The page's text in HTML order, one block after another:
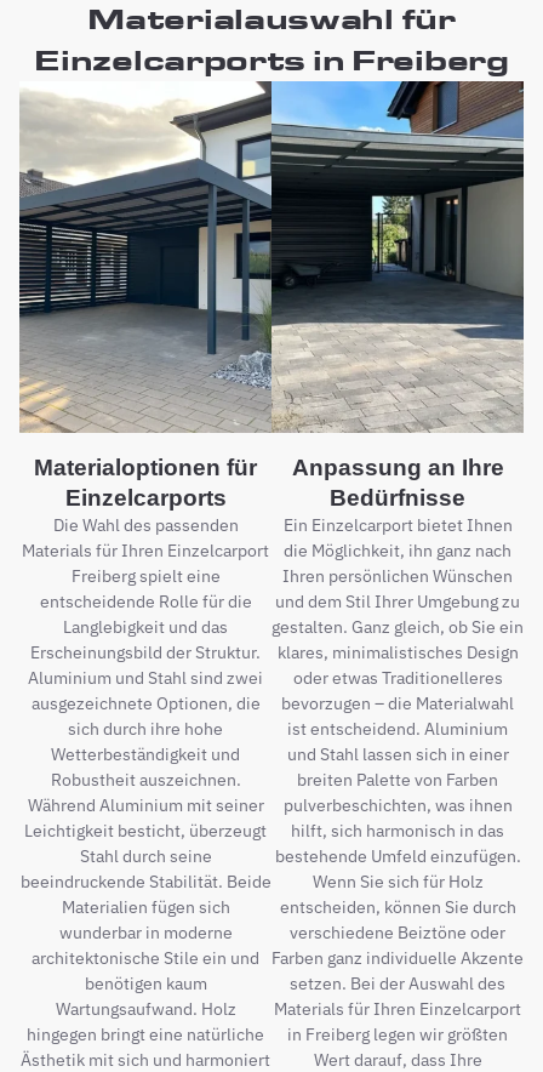
Materialauswahl für
Einzelcarports in Freiberg
Materialoptionen für
Einzelcarports
Die Wahl des passenden
Materials für Ihren Einzelcarport
Freiberg spielt eine
entscheidende Rolle für die
Langlebigkeit und das
Erscheinungsbild der Struktur.
Aluminium und Stahl sind zwei
ausgezeichnete Optionen, die
sich durch ihre hohe
Wetterbeständigkeit und
Robustheit auszeichnen.
Während Aluminium mit seiner
Leichtigkeit besticht, überzeugt
Stahl durch seine
beeindruckende Stabilität. Beide
Materialien fügen sich
wunderbar in moderne
architektonische Stile ein und
benötigen kaum
Wartungsaufwand. Holz
hingegen bringt eine natürliche
Ästhetik mit sich und harmoniert
Anpassung an Ihre
Bedürfnisse
Ein Einzelcarport bietet Ihnen
die Möglichkeit, ihn ganz nach
Ihren persönlichen Wünschen
und dem Stil Ihrer Umgebung zu
gestalten. Ganz gleich, ob Sie ein
klares, minimalistisches Design
oder etwas Traditionelleres
bevorzugen – die Materialwahl
ist entscheidend. Aluminium
und Stahl lassen sich in einer
breiten Palette von Farben
pulverbeschichten, was ihnen
hilft, sich harmonisch in das
bestehende Umfeld einzufügen.
Wenn Sie sich für Holz
entscheiden, können Sie durch
verschiedene Beiztöne oder
Farben ganz individuelle Akzente
setzen. Bei der Auswahl des
Materials für Ihren Einzelcarport
in Freiberg legen wir größten
Wert darauf, dass Ihre